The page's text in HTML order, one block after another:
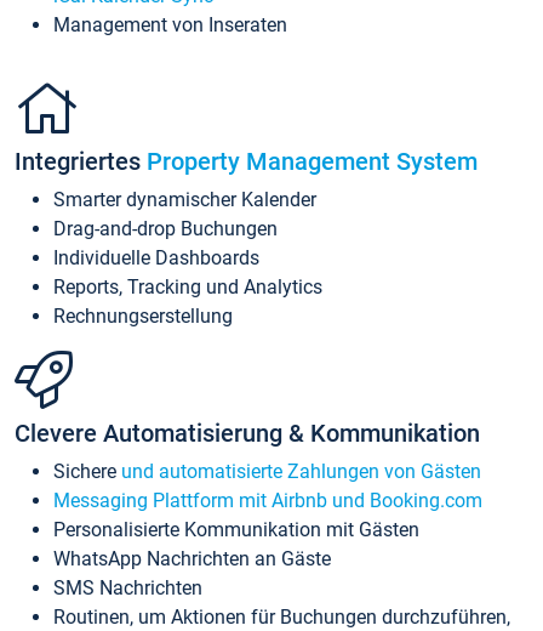
Management von Inseraten
Integriertes Property Management System
Smarter dynamischer Kalender
Drag-and-drop Buchungen
Individuelle Dashboards
Reports, Tracking und Analytics
Rechnungserstellung
Clevere Automatisierung & Kommunikation
Sichere und automatisierte Zahlungen von Gästen
Messaging Plattform mit Airbnb und Booking.com
Personalisierte Kommunikation mit Gästen
WhatsApp Nachrichten an Gäste
SMS Nachrichten
Routinen, um Aktionen für Buchungen durchzuführen,